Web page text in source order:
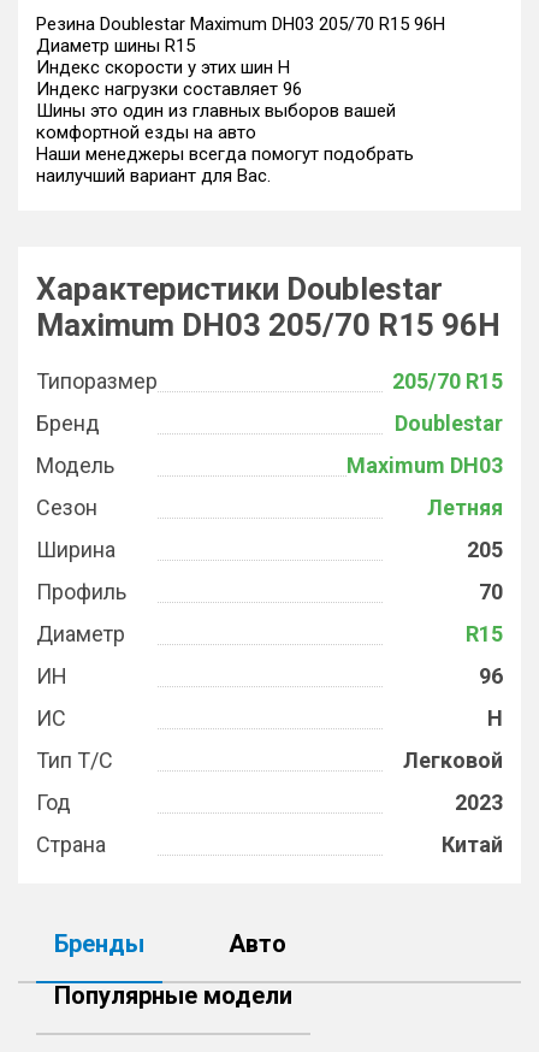
Резина Doublestar Maximum DH03 205/70 R15 96H
Диаметр шины R15
Индекс скорости у этих шин H
Индекс нагрузки составляет 96
Шины это один из главных выборов вашей
комфортной езды на авто
Наши менеджеры всегда помогут подобрать
наилучший вариант для Вас.
Характеристики Doublestar
Maximum DH03 205/70 R15 96H
Типоразмер
205/70 R15
Бренд
Doublestar
Модель
Maximum DH03
Сезон
Летняя
Ширина
205
Профиль
70
Диаметр
R15
ИН
96
ИС
H
Тип Т/С
Легковой
Год
2023
Страна
Китай
Бренды
Авто
Популярные модели